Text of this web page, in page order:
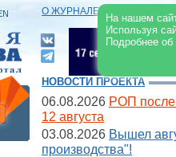
На нашем
Используя
Подробнее
О ЖУРНАЛЕ |
НОВОСТИ ПРОЕКТА
06.08.2026 РОП после
12 августа
03.08.2026 Вышел
производства"!